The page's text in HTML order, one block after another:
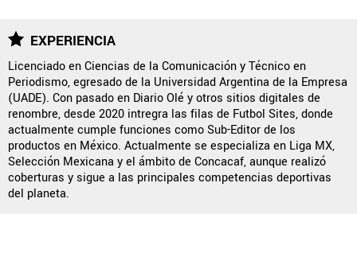
QUIENES SOMOS | STAFF | CONTACTO |
ESCRIBE EN ÁGUILAS MONUMENTAL
América Monumental es una sección especial del portal
Bolavip.com con información destinada a los fans del Club
América.
Esta sección no tiene relación alguna con el club. Para visitar
EXPERIENCIA
Licenciado en Ciencias de la Comunicación y Técnico en
Periodismo, egresado de la Universidad Argentina de la Empresa
(UADE). Con pasado en Diario Olé y otros sitios digitales de
renombre, desde 2020 intregra las filas de Futbol Sites, donde
actualmente cumple funciones como Sub-Editor de los
productos en México. Actualmente se especializa en Liga MX,
Selección Mexicana y el ámbito de Concacaf, aunque realizó
coberturas y sigue a las principales competencias deportivas
del planeta.